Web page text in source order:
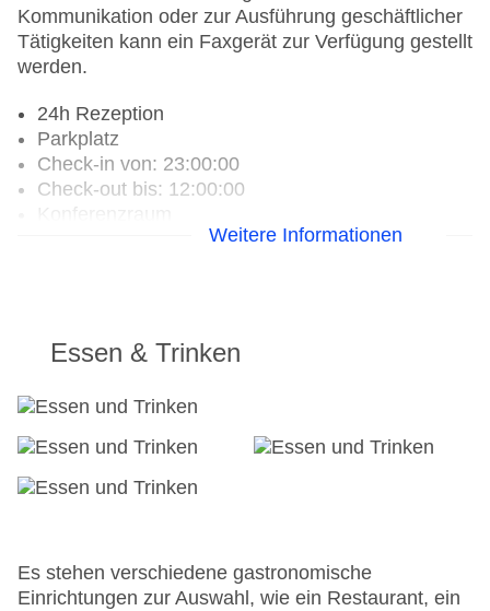
Kommunikation oder zur Ausführung geschäftlicher
Tätigkeiten kann ein Faxgerät zur Verfügung gestellt
werden.
24h Rezeption
Parkplatz
Check-in von: 23:00:00
Check-out bis: 12:00:00
Konferenzraum
Lift
Anzahl der Aufzüge: 1
Gesamtanzahl der Zimmer: 44
Pools:Indoor Pool, Outdoor Pool
Weitere Informationen
Essen & Trinken
Es stehen verschiedene gastronomische
Einrichtungen zur Auswahl, wie ein Restaurant, ein